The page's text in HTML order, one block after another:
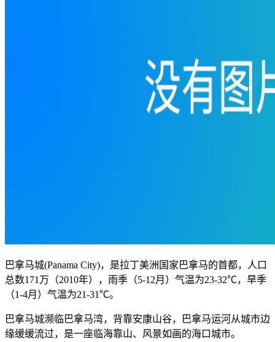
巴拿马城(Panama City)，是拉丁美洲国家巴拿马的首都，人口
总数171万（2010年），雨季（5-12月）气温为23-32℃，旱季
（1-4月）气温为21-31℃。
巴拿马城濒临巴拿马湾，背靠安康山谷，巴拿马运河从城市边
缘缓缓流过，是一座临海靠山、风景如画的海口城市。